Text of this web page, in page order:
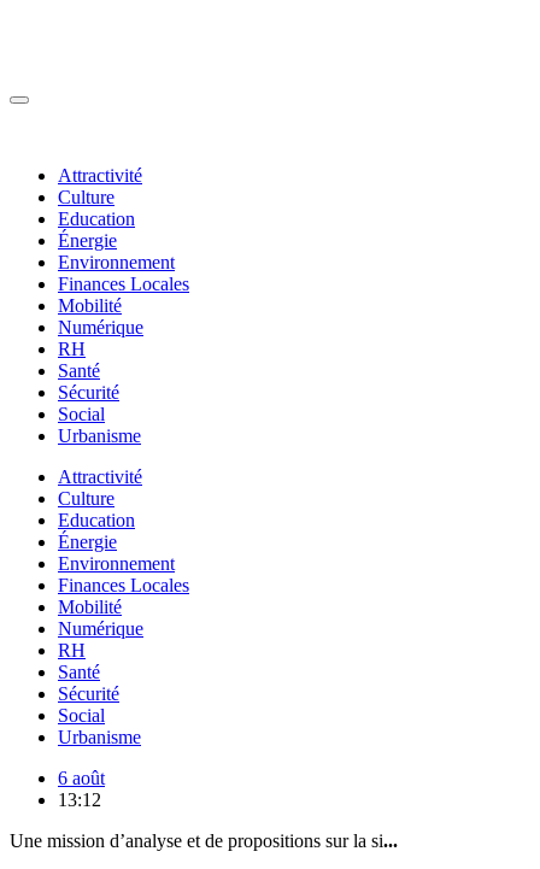
Attractivité
Culture
Education
Énergie
Environnement
Finances Locales
Mobilité
Numérique
RH
Santé
Sécurité
Social
Urbanisme
Attractivité
Culture
Education
Énergie
Environnement
Finances Locales
Mobilité
Numérique
RH
Santé
Sécurité
Social
Urbanisme
6 août
13:12
Une mission d’analyse et de propositions sur la si...